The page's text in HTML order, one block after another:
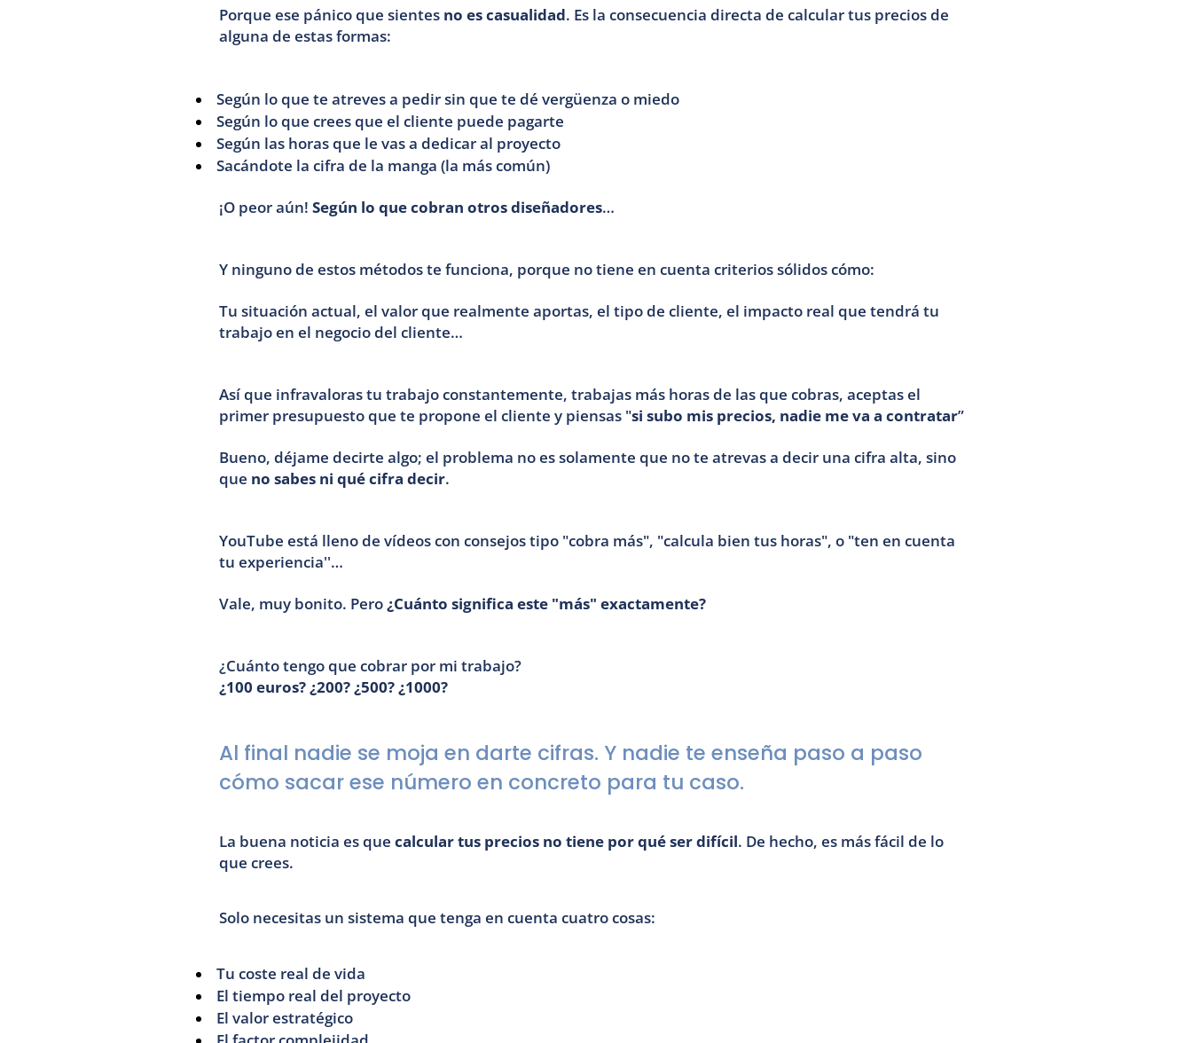
Porque ese pánico que sientes no es casualidad. Es la consecuencia directa de calcular tus precios de
alguna de estas formas:
Según lo que te atreves a pedir sin que te dé vergüenza o miedo
Según lo que crees que el cliente puede pagarte
Según las horas que le vas a dedicar al proyecto
Sacándote la cifra de la manga (la más común)
¡O peor aún! Según lo que cobran otros diseñadores…
Y ninguno de estos métodos te funciona, porque no tiene en cuenta criterios sólidos cómo:
Tu situación actual, el valor que realmente aportas, el tipo de cliente, el impacto real que tendrá tu
trabajo en el negocio del cliente…
Así que infravaloras tu trabajo constantemente, trabajas más horas de las que cobras, aceptas el
primer presupuesto que te propone el cliente y piensas "si subo mis precios, nadie me va a contratar”
Bueno, déjame decirte algo; el problema no es solamente que no te atrevas a decir una cifra alta, sino
que no sabes ni qué cifra decir.
YouTube está lleno de vídeos con consejos tipo "cobra más", "calcula bien tus horas", o "ten en cuenta
tu experiencia''…
Vale, muy bonito. Pero ¿Cuánto significa este "más" exactamente?
¿Cuánto tengo que cobrar por mi trabajo?
¿100 euros? ¿200? ¿500? ¿1000?
Al final nadie se moja en darte cifras. Y nadie te enseña paso a paso
cómo sacar ese número en concreto para tu caso.
La buena noticia es que calcular tus precios no tiene por qué ser difícil. De hecho, es más fácil de lo
que crees.
Solo necesitas un sistema que tenga en cuenta cuatro cosas:
Tu coste real de vida
El tiempo real del proyecto
El valor estratégico